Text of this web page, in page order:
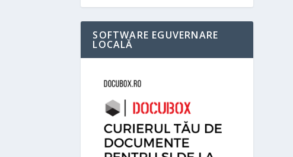
SOFTWARE EGUVERNARE
LOCALĂ